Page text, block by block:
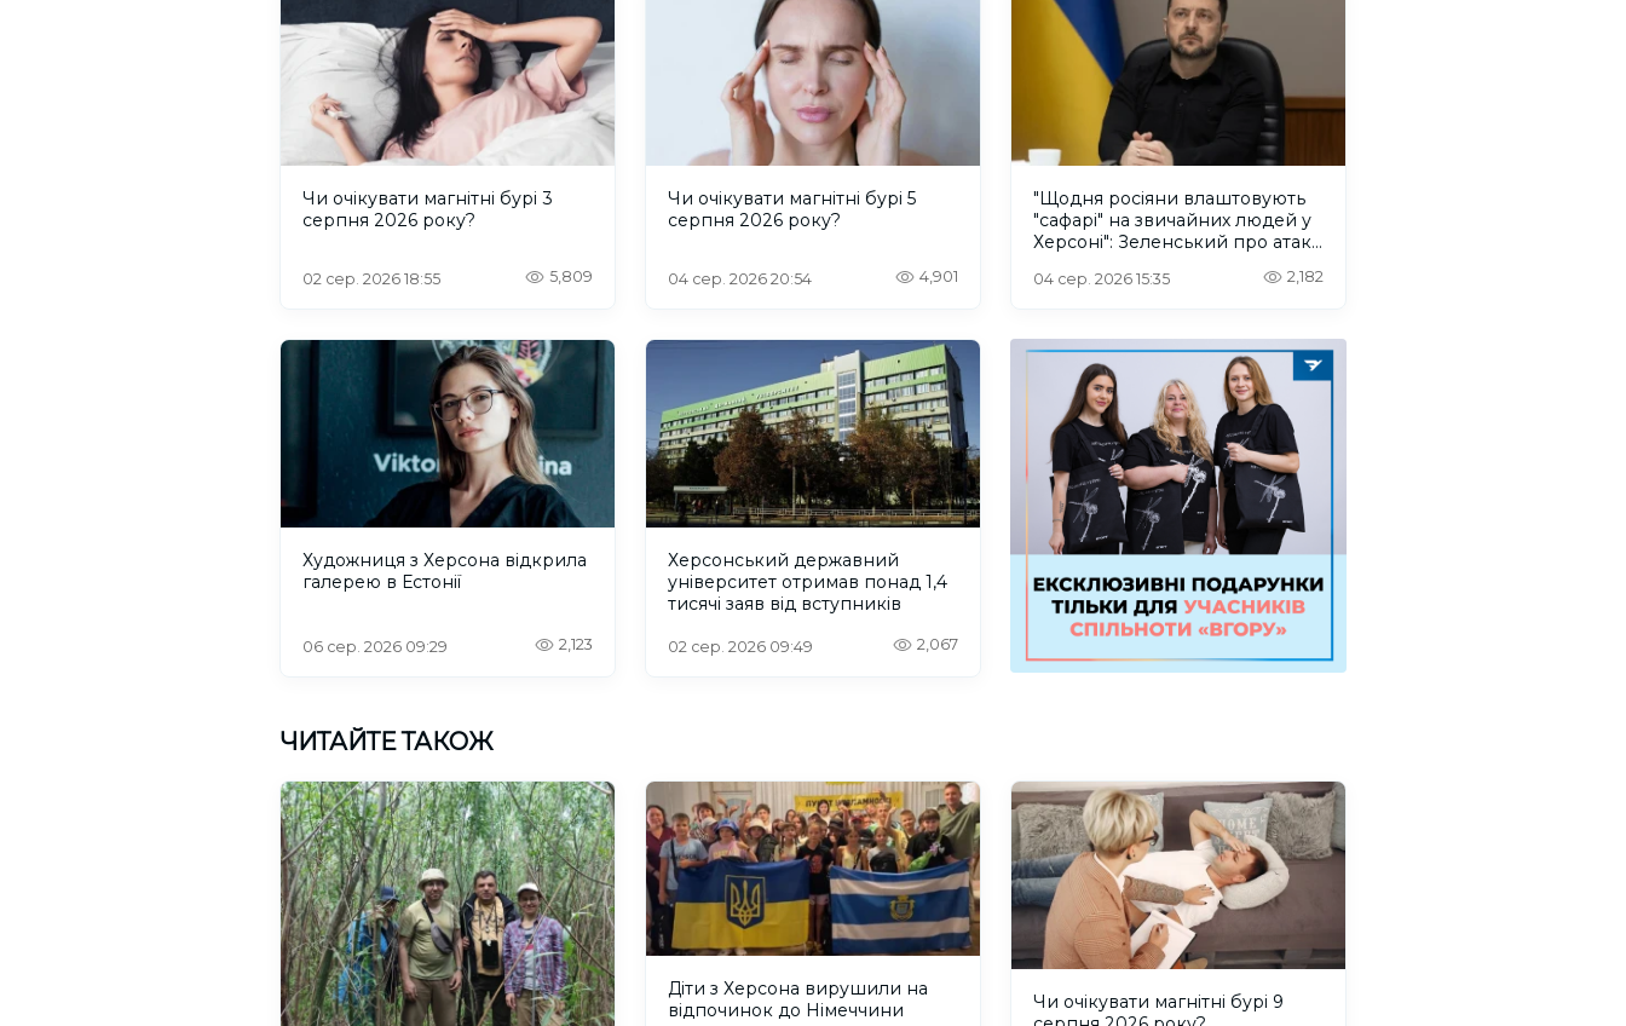
Чи очікувати магнітні бурі 3
серпня 2026 року?
02 сер. 2026 18:55 5,809
Чи очікувати магнітні бурі 5
серпня 2026 року?
04 сер. 2026 20:54 4,901
"Щодня росіяни влаштовують
"сафарі" на звичайних людей у
Херсоні": Зеленський про атаку
04 сер. 2026 15:35 2,182
Художниця з Херсона відкрила
галерею в Естонії
06 сер. 2026 09:29 2,123
Херсонський державний
університет отримав понад 1,4
тисячі заяв від вступників
02 сер. 2026 09:49 2,067
ЧИТАЙТЕ ТАКОЖ
Діти з Херсона вирушили на
відпочинок до Німеччини
Чи очікувати магнітні бурі 9